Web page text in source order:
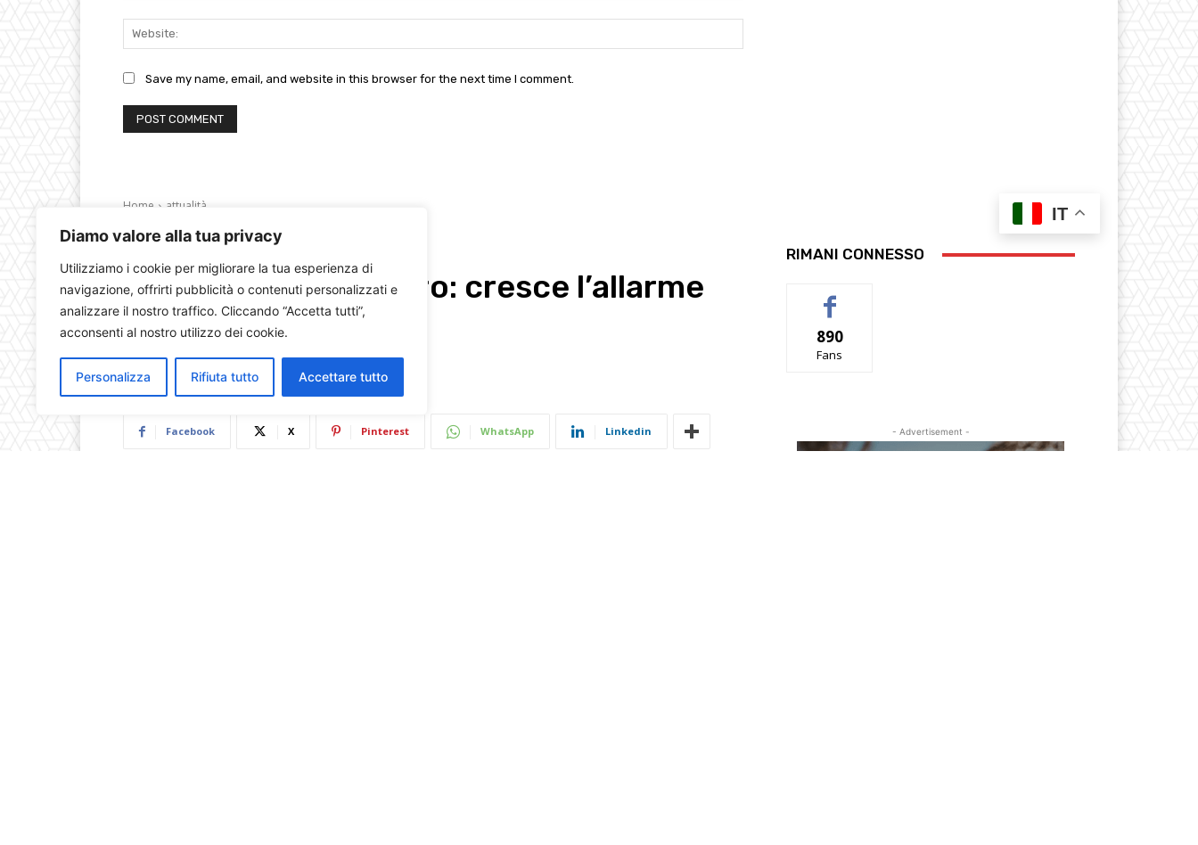
Diamo valore alla tua privacy
Utilizziamo i cookie per migliorare la tua esperienza di
navigazione, offrirti pubblicità o contenuti personalizzati e
analizzare il nostro traffico. Cliccando “Accetta tutti”,
acconsenti al nostro utilizzo dei cookie.
Personalizza Rifiuta tutto Accettare tutto
Save my name, email, and website in this browser for the next time I comment.